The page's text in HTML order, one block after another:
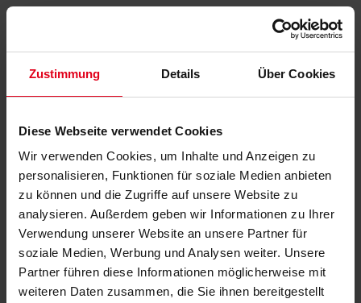
Zustimmung Details Über Cookies
Diese Webseite verwendet Cookies
Wir verwenden Cookies, um Inhalte und Anzeigen zu
personalisieren, Funktionen für soziale Medien anbieten
zu können und die Zugriffe auf unsere Website zu
analysieren. Außerdem geben wir Informationen zu Ihrer
Verwendung unserer Website an unsere Partner für
soziale Medien, Werbung und Analysen weiter. Unsere
Partner führen diese Informationen möglicherweise mit
weiteren Daten zusammen, die Sie ihnen bereitgestellt